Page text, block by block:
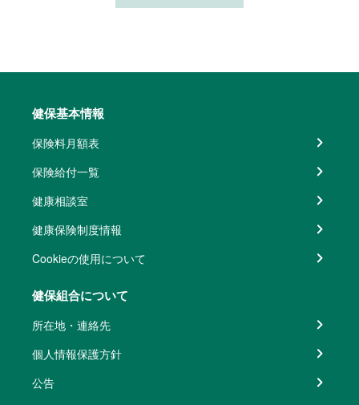
健保基本情報
保険料月額表
保険給付一覧
健康相談室
健康保険制度情報
Cookieの使用について
健保組合について
所在地・連絡先
個人情報保護方針
公告